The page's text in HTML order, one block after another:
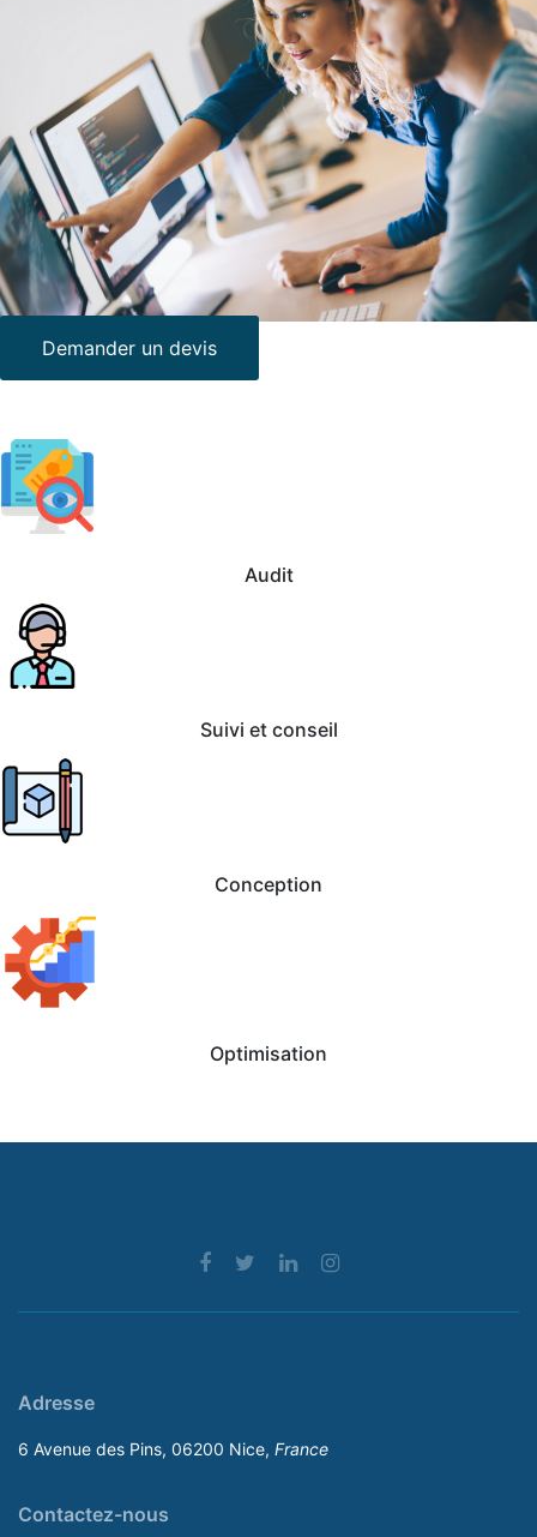
Demander un devis
Audit
Suivi et conseil
Conception
Optimisation
Adresse
6 Avenue des Pins, 06200 Nice, France
Contactez-nous